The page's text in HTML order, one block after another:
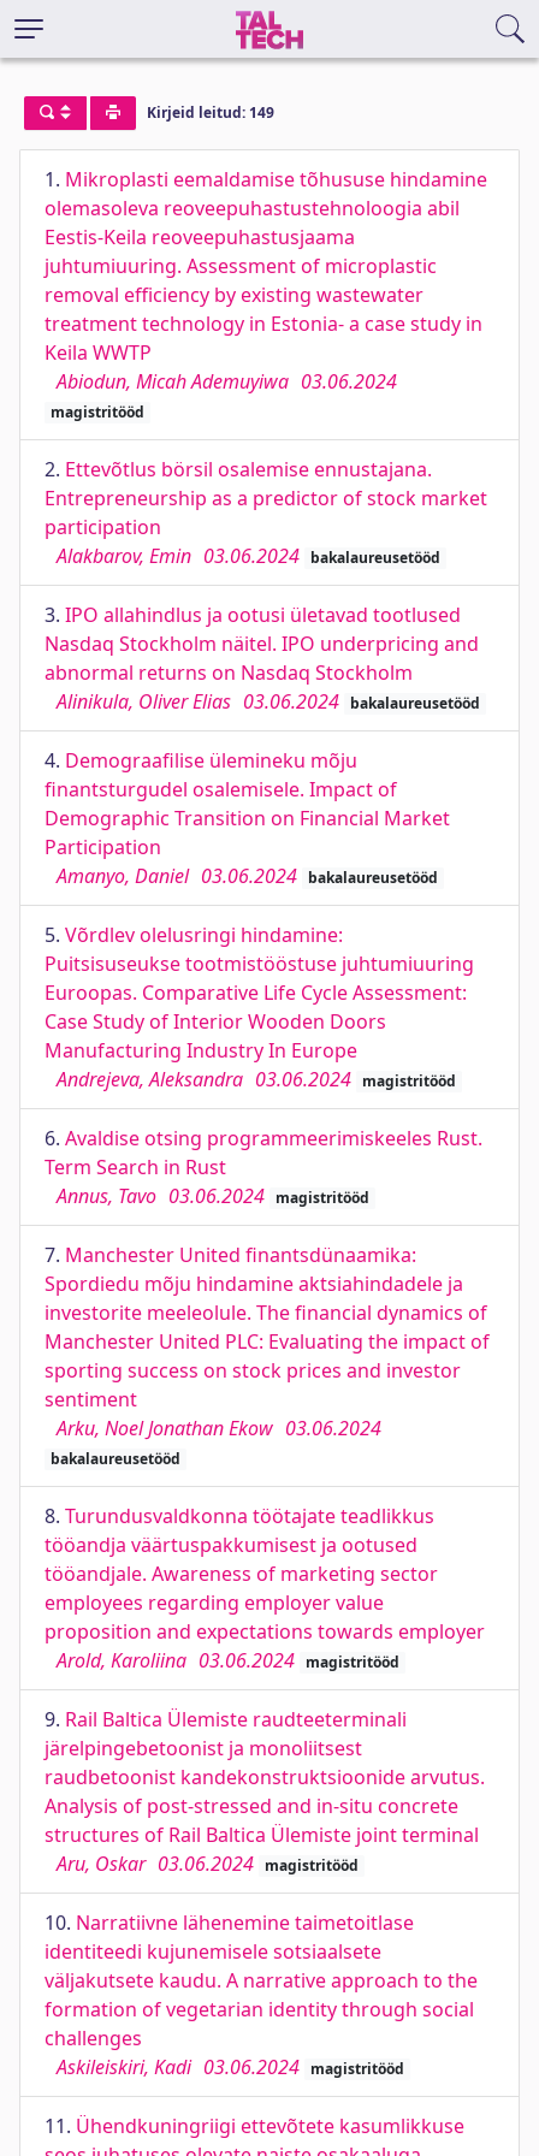
Kirjeid leitud: 149
1. Mikroplasti eemaldamise tõhususe hindamine
olemasoleva reoveepuhastustehnoloogia abil
Eestis-Keila reoveepuhastusjaama
juhtumiuuring. Assessment of microplastic
removal efficiency by existing wastewater
treatment technology in Estonia- a case study in
Keila WWTP
Abiodun, Micah Ademuyiwa 03.06.2024
magistritööd
2. Ettevõtlus börsil osalemise ennustajana.
Entrepreneurship as a predictor of stock market
participation
Alakbarov, Emin 03.06.2024 bakalaureusetööd
3. IPO allahindlus ja ootusi ületavad tootlused
Nasdaq Stockholm näitel. IPO underpricing and
abnormal returns on Nasdaq Stockholm
Alinikula, Oliver Elias 03.06.2024 bakalaureusetööd
4. Demograafilise ülemineku mõju
finantsturgudel osalemisele. Impact of
Demographic Transition on Financial Market
Participation
Amanyo, Daniel 03.06.2024 bakalaureusetööd
5. Võrdlev olelusringi hindamine:
Puitsisuseukse tootmistööstuse juhtumiuuring
Euroopas. Comparative Life Cycle Assessment:
Case Study of Interior Wooden Doors
Manufacturing Industry In Europe
Andrejeva, Aleksandra 03.06.2024 magistritööd
6. Avaldise otsing programmeerimiskeeles Rust.
Term Search in Rust
Annus, Tavo 03.06.2024 magistritööd
7. Manchester United finantsdünaamika:
Spordiedu mõju hindamine aktsiahindadele ja
investorite meeleolule. The financial dynamics of
Manchester United PLC: Evaluating the impact of
sporting success on stock prices and investor
sentiment
Arku, Noel Jonathan Ekow 03.06.2024
bakalaureusetööd
8. Turundusvaldkonna töötajate teadlikkus
tööandja väärtuspakkumisest ja ootused
tööandjale. Awareness of marketing sector
employees regarding employer value
proposition and expectations towards employer
Arold, Karoliina 03.06.2024 magistritööd
9. Rail Baltica Ülemiste raudteeterminali
järelpingebetoonist ja monoliitsest
raudbetoonist kandekonstruktsioonide arvutus.
Analysis of post-stressed and in-situ concrete
structures of Rail Baltica Ülemiste joint terminal
Aru, Oskar 03.06.2024 magistritööd
10. Narratiivne lähenemine taimetoitlase
identiteedi kujunemisele sotsiaalsete
väljakutsete kaudu. A narrative approach to the
formation of vegetarian identity through social
challenges
Askileiskiri, Kadi 03.06.2024 magistritööd
11. Ühendkuningriigi ettevõtete kasumlikkuse